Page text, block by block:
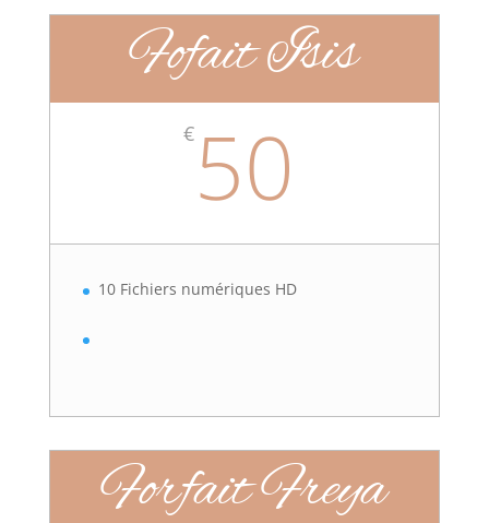
Fofait Isis
€50
10 Fichiers numériques HD
Forfait Freya